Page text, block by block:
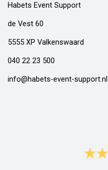
Habets Event Support
de Vest 60
5555 XP Valkenswaard
040 22 23 500
info@habets-event-support.nl